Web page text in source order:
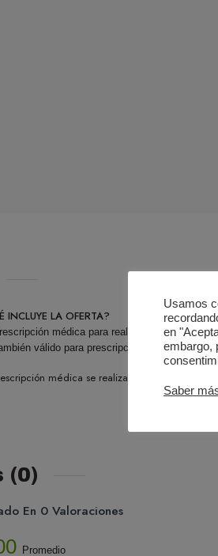
INCLUYE LA OFERTA?
médica para realización de prueba
válido para prescripciones de
médica se realiza a través de una
(0)
En 0 Valoraciones
Promedio
Usamos
en
embargo,
Saber